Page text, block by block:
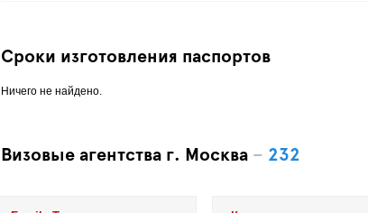
Сроки изготовления паспортов
Ничего не найдено.
Визовые агентства г. Москва – 232